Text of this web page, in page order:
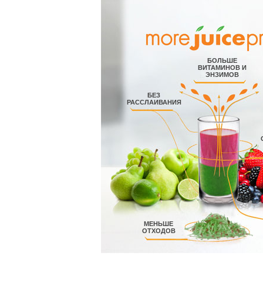
БОЛЬШЕ
ВИТАМИНОВ И
ЭНЗИМОВ
БЕЗ
РАССЛАИВАНИЯ
МЕНЬШЕ
ОТХОДОВ